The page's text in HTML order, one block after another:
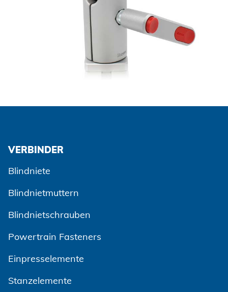
VERBINDER
Blindniete
Blindnietmuttern
Blindnietschrauben
Powertrain Fasteners
Einpresselemente
Stanzelemente